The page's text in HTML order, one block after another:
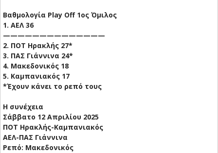
Βαθμολογία Play Off 1ος Όμιλος
1. ΑΕΛ 36
——————————————
2. ΠΟΤ Ηρακλής 27*
3. ΠΑΣ Γιάννινα 24*
4. Μακεδονικός 18
5. Καμπανιακός 17
*Έχουν κάνει το ρεπό τους
Η συνέχεια
Σάββατο 12 Απριλίου 2025
ΠΟΤ Ηρακλής-Καμπανιακός
ΑΕΛ-ΠΑΣ Γιάννινα
Ρεπό: Μακεδονικός